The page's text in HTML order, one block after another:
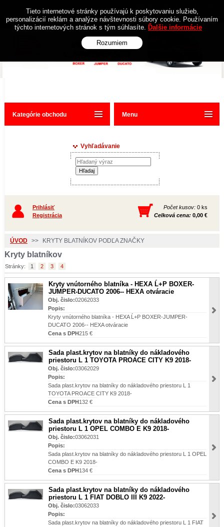
Kategórie obchodu
Vyhľadávanie
Prihlásiť
Registrácia
Počet kusov: 0 ks
Celková cena: 0,00 €
ÚVOD >> KRYTY BLATNÍKOV PODĽA ZNAČKY
Kryty blatníkov
Stránky: 1 2 3 4
Kryty vnútorného blatníka - HEXA Ĺ+P BOXER-
JUMPER-DUCATO 2006-- HEXA otváracie
Obj. čislo:02062033
Popis:
Kryty vnútorného blatníka - HEXA Ĺ+P BOXER-JUMPER-
DUCATO 2006-- HEXA otváracie
Cena s DPH215 €
Sada plast.krytov na blatníky do nákladového
priestoru L 1 TOYOTA PROACE CITY K9 2018-
Obj. čislo:03062029
Popis:
Sada plast.krytov na blatníky do nákladového priestoru L 1
TOYOTA PROACE CITY K9 2018-
Cena s DPH132 €
Sada plast.krytov na blatníky do nákladového
priestoru L 1 OPEL COMBO E K9 2018-
Obj. čislo:03062031
Popis:
Sada plast.krytov na blatníky do nákladového priestoru L 1 OPEL
COMBO E K9 2018-
Cena s DPH134 €
Sada plast.krytov na blatníky do nákladového
priestoru L 1 FIAT DOBLO III K9 2022-
Obj. čislo:03062033
Popis:
Sada plast.krytov na blatníky do nákladového priestoru L 1 FIAT
Menu
Tieto internetové stránky používajú k poskytovaniu služieb,
personalizácií reklám a analýze návštevnosti súbory cookie. Používaním
týchto internetových stránok s tým súhlasíte. Ďalšie informácie
Rozumiem